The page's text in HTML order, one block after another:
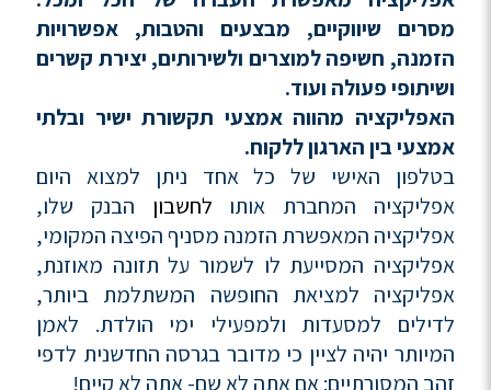
מסרים שיווקיים, מבצעים והטבות, אפשרויות
הזמנה, חשיפה למוצרים ולשירותים, יצירת קשרים
ושיתופי פעולה ועוד.
האפליקציה מהווה אמצעי תקשורת ישיר ובלתי
אמצעי בין הארגון ללקוח.
בטלפון האישי של כל אחד ניתן למצוא היום
אפליקציה המחברת אותו לחשבון הבנק שלו,
אפליקציה המאפשרת הזמנה מסניף הפיצה המקומי,
אפליקציה המסייעת לו לשמור על תזונה מאוזנת,
אפליקציה למציאת החופשה המשתלמת ביותר,
לדילים למסעדות ולמפעילי ימי הולדת. לאמן
המיותר יהיה לציין כי מדובר בגרסה החדשנית לדפי
זהב המסורתיים: אם אתה לא שם- אתה לא קיים!